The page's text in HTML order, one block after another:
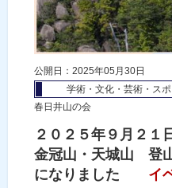
公開日：2025年05月30日
学術・文化・芸術・ス
春日井山の会
２０２５年９月２１
金冠山・天城山 登
になりました
イ